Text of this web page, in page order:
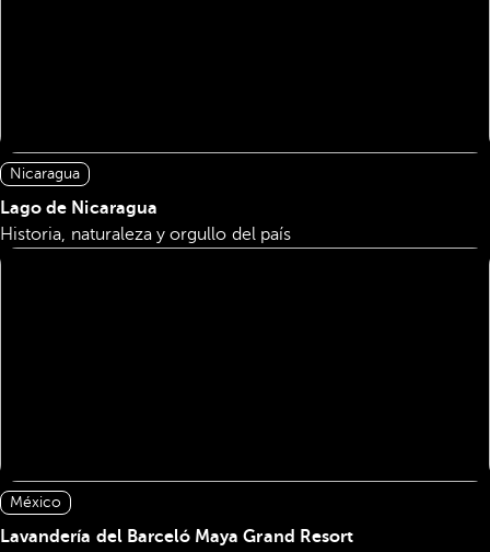
Nicaragua
Lago de Nicaragua
Historia, naturaleza y orgullo del país
México
Lavandería del Barceló Maya Grand Resort